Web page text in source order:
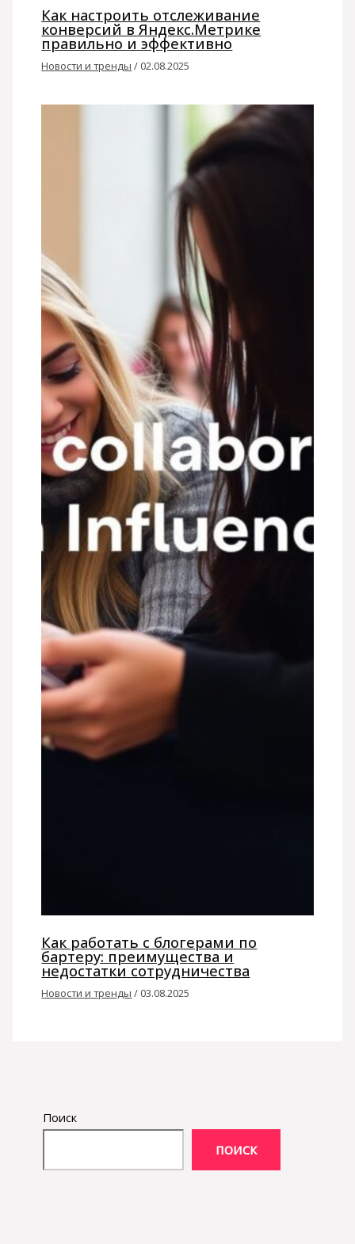
Как настроить отслеживание
конверсий в Яндекс.Метрике
правильно и эффективно
Новости и тренды / 02.08.2025
Как работать с блогерами по
бартеру: преимущества и
недостатки сотрудничества
Новости и тренды / 03.08.2025
Поиск
ПОИСК